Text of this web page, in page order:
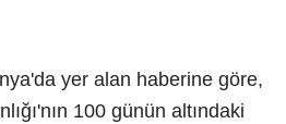
yer alan haberine göre,
100 günün altındaki